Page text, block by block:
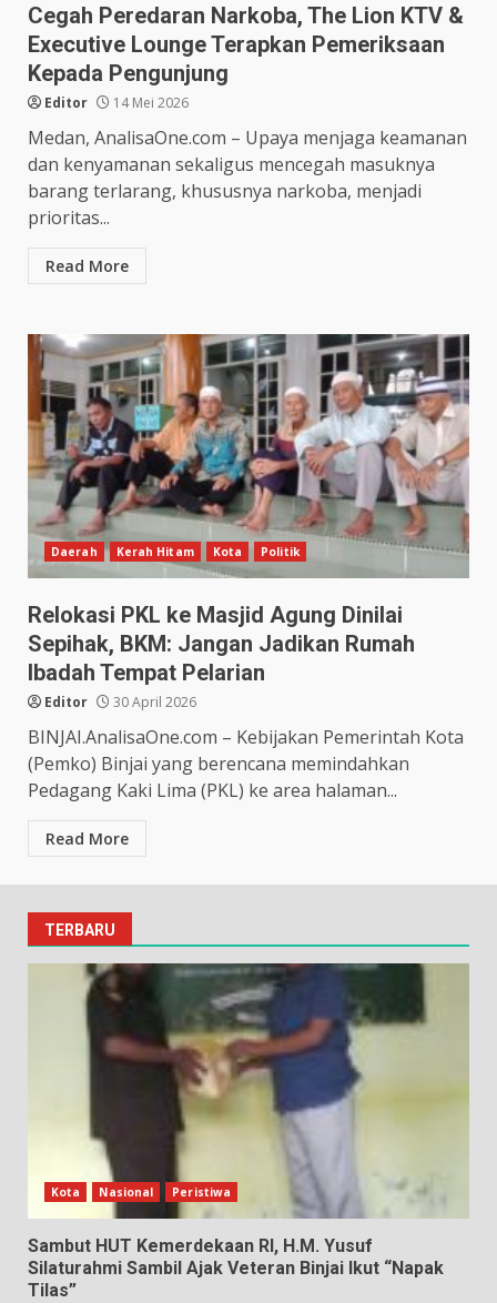
Cegah Peredaran Narkoba, The Lion KTV &
Executive Lounge Terapkan Pemeriksaan
Kepada Pengunjung
Editor 14 Mei 2026
Medan, AnalisaOne.com – Upaya menjaga keamanan
dan kenyamanan sekaligus mencegah masuknya
barang terlarang, khususnya narkoba, menjadi
prioritas...
Read More
Daerah Kerah Hitam Kota Politik
Relokasi PKL ke Masjid Agung Dinilai
Sepihak, BKM: Jangan Jadikan Rumah
Ibadah Tempat Pelarian
Editor 30 April 2026
BINJAI.AnalisaOne.com – Kebijakan Pemerintah Kota
(Pemko) Binjai yang berencana memindahkan
Pedagang Kaki Lima (PKL) ke area halaman...
Read More
TERBARU
Kota Nasional Peristiwa
Sambut HUT Kemerdekaan RI, H.M. Yusuf
Silaturahmi Sambil Ajak Veteran Binjai Ikut “Napak
Tilas”